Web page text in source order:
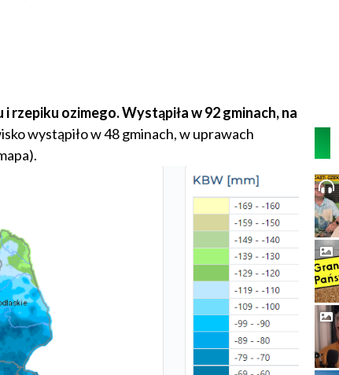
ozimego. Wystąpiła w 92 gminach, na
wystąpiło w 48 gminach, w uprawach